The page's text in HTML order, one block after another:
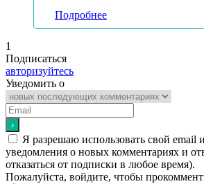
Подробнее
1
Подписаться
авторизуйтесь
Уведомить о
Я разрешаю использовать свой email
уведомления о новых комментариях и
отказаться от подписки в любое время).
Пожалуйста, войдите, чтобы